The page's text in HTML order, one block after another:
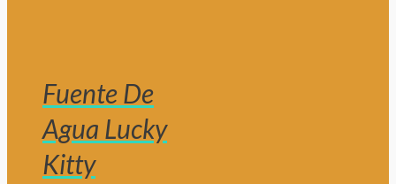
Fuente De
Agua Lucky
Kitty